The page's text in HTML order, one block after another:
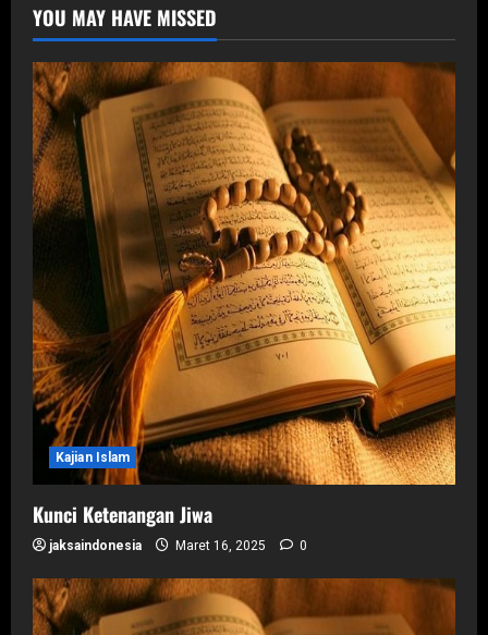
YOU MAY HAVE MISSED
Kajian Islam
Kunci Ketenangan Jiwa
jaksaindonesia Maret 16, 2025 0